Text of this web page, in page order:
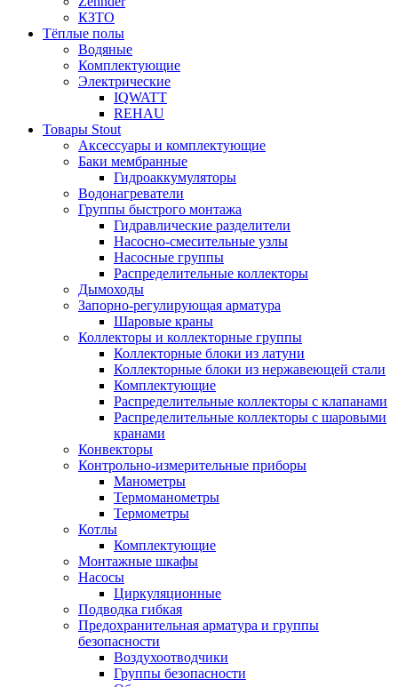
КЗТО
Тёплые полы
Водяные
Комплектующие
Электрические
IQWATT
REHAU
Товары Stout
Аксессуары и комплектующие
Баки мембранные
Гидроаккумуляторы
Водонагреватели
Группы быстрого монтажа
Гидравлические разделители
Насосно-смесительные узлы
Насосные группы
Распределительные коллекторы
Дымоходы
Запорно-регулирующая арматура
Шаровые краны
Коллекторы и коллекторные группы
Коллекторные блоки из латуни
Коллекторные блоки из нержавеющей стали
Комплектующие
Распределительные коллекторы с клапанами
Распределительные коллекторы с шаровыми
кранами
Конвекторы
Контрольно-измерительные приборы
Манометры
Термоманометры
Термометры
Котлы
Комплектующие
Монтажные шкафы
Насосы
Циркуляционные
Подводка гибкая
Предохранительная арматура и группы
безопасности
Воздухоотводчики
Группы безопасности